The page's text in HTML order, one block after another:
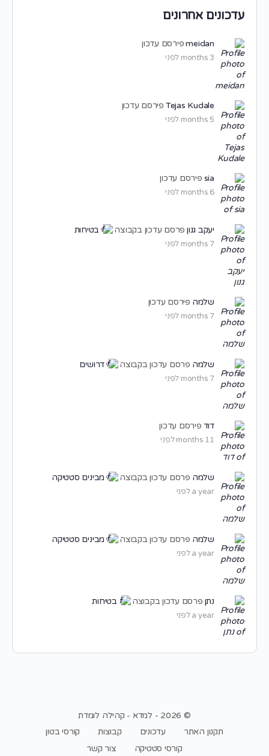
עדכונים אחרונים
meidanפירסם עדכון
3 months לפני
Tejas Kudaleפירסם עדכון
5 months לפני
siaפירסם עדכון
6 months לפני
יעקב גנוןפרסם עדכון בקבוצה בטיחות
7 months לפני
שלמה פירסם עדכון
7 months לפני
שלמה פרסם עדכון בקבוצה דרושים
7 months לפני
דודפירסם עדכון
11 months לפני
שלמה פרסם עדכון בקבוצה מבינים סטטיקה
a year לפני
שלמה פרסם עדכון בקבוצה מבינים סטטיקה
a year לפני
נתןפרסם עדכון בקבוצה בטיחות
a year לפני
© 2026 - למדא - קהילה לומדת
תקנון האתר
עדכונים קבוצות
קורסי בטון
קורסי סטטיקה
צור קשר